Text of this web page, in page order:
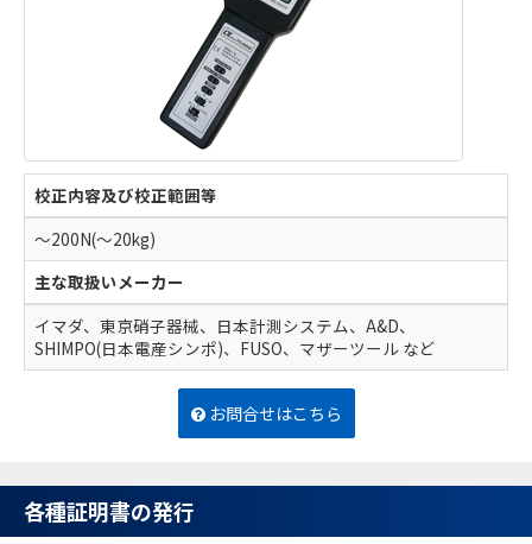
校正内容及び校正範囲等
～200N(～20kg)
主な取扱いメーカー
イマダ、東京硝子器械、日本計測システム、A&D、
SHIMPO(日本電産シンポ)、FUSO、マザーツール など
お問合せはこちら
各種証明書の発行